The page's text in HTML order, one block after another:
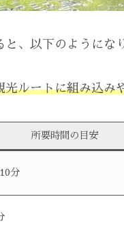
、以下のようにな
光ルートに組み込み
所要時間の目安
分